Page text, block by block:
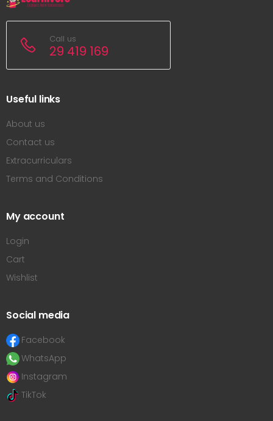
Call us
29 419 169
Useful links
About us
Contact us
Extracurriculars
Terms and Conditions
My account
Login
Cart
Wishlist
Social media
Facebook
WhatsApp
Instagram
TikTok